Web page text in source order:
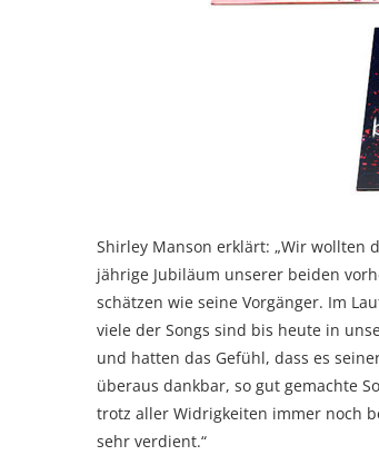
Shirley Manson erklärt: „Wir wollten
jährige Jubiläum unserer beiden
schätzen wie seine Vorgänger. Im
viele der Songs sind bis heute in
und hatten das Gefühl, dass es
überaus dankbar, so gut gemachte
trotz aller Widrigkeiten immer noch
sehr verdient.“